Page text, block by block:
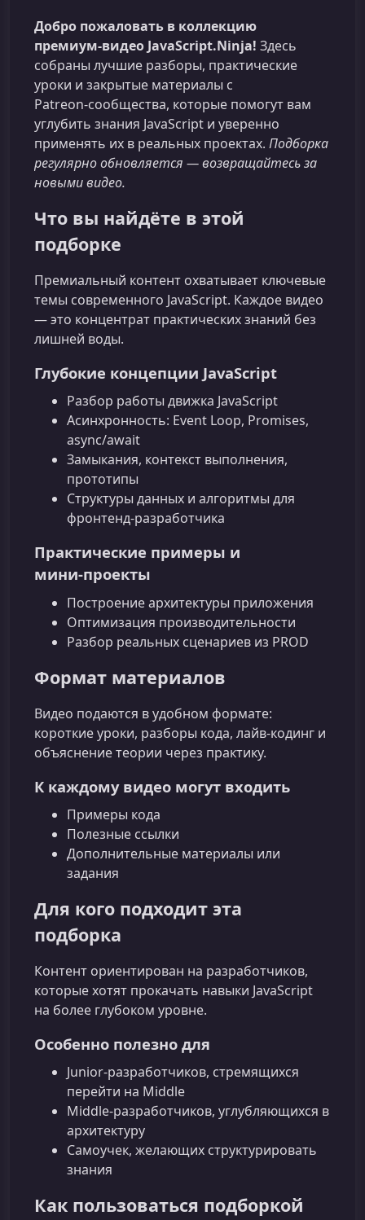
Добро пожаловать в коллекцию
премиум‑видео JavaScript.Ninja! Здесь
собраны лучшие разборы, практические
уроки и закрытые материалы с
Patreon‑сообщества, которые помогут вам
углубить знания JavaScript и уверенно
применять их в реальных проектах. Подборка
регулярно обновляется — возвращайтесь за
новыми видео.
Что вы найдёте в этой
подборке
Премиальный контент охватывает ключевые
темы современного JavaScript. Каждое видео
— это концентрат практических знаний без
лишней воды.
Глубокие концепции JavaScript
Разбор работы движка JavaScript
Асинхронность: Event Loop, Promises,
async/await
Замыкания, контекст выполнения,
прототипы
Структуры данных и алгоритмы для
фронтенд‑разработчика
Практические примеры и
мини‑проекты
Построение архитектуры приложения
Оптимизация производительности
Разбор реальных сценариев из PROD
Формат материалов
Видео подаются в удобном формате:
короткие уроки, разборы кода, лайв‑кодинг и
объяснение теории через практику.
К каждому видео могут входить
Примеры кода
Полезные ссылки
Дополнительные материалы или
задания
Для кого подходит эта
подборка
Контент ориентирован на разработчиков,
которые хотят прокачать навыки JavaScript
на более глубоком уровне.
Особенно полезно для
Junior‑разработчиков, стремящихся
перейти на Middle
Middle‑разработчиков, углубляющихся в
архитектуру
Самоучек, желающих структурировать
знания
Как пользоваться подборкой